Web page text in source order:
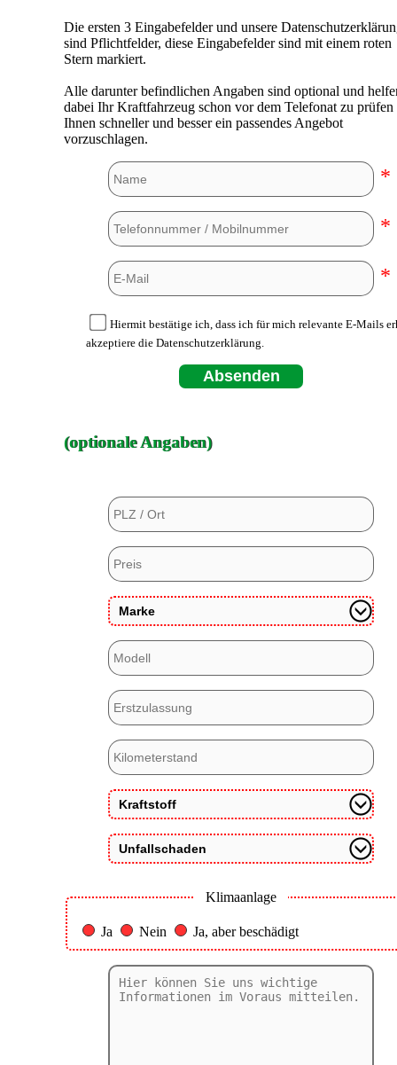
Die ersten 3 Eingabefelder und unsere
sind Pflichtfelder, diese Eingabefelder sind mit einem roten
Stern markiert.
Alle darunter befindlichen Angaben sind optional und
dabei Ihr Kraftfahrzeug schon vor dem Telefonat zu prüfen
Ihnen schneller und besser ein passendes Angebot
vorzuschlagen.
*
*
*
Hiermit bestätige ich, dass ich für mich relevante E-Mails
akzeptiere die Datenschutzerklärung.
Absenden
(optionale Angaben)
Klimaanlage
Ja Nein Ja, aber beschädigt